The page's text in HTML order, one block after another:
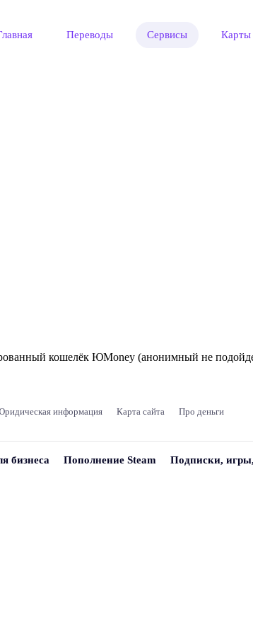
Переводы Сервисы Карты
кошелёк ЮMoney (анонимный не
информация Карта сайта Про деньги
бизнеса Пополнение Steam Подписки,